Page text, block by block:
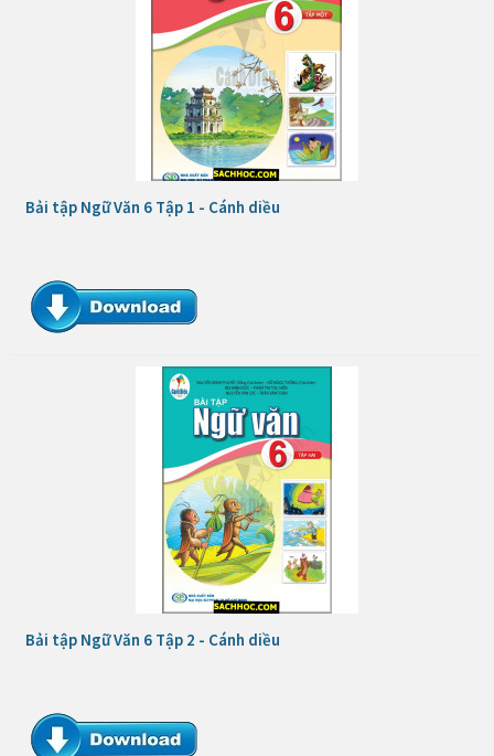
Bải tập Ngữ Văn 6 Tập 1 - Cánh diều
Bải tập Ngữ Văn 6 Tập 2 - Cánh diều